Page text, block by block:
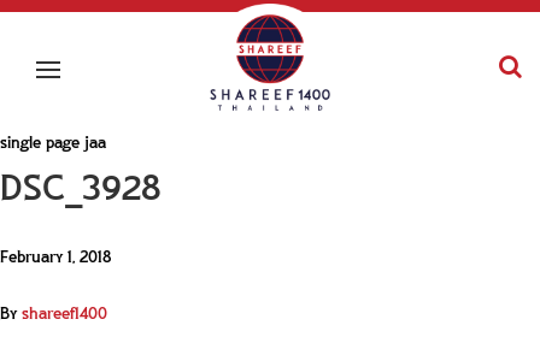
single page jaa
DSC_3928
February 1, 2018
Byshareef1400